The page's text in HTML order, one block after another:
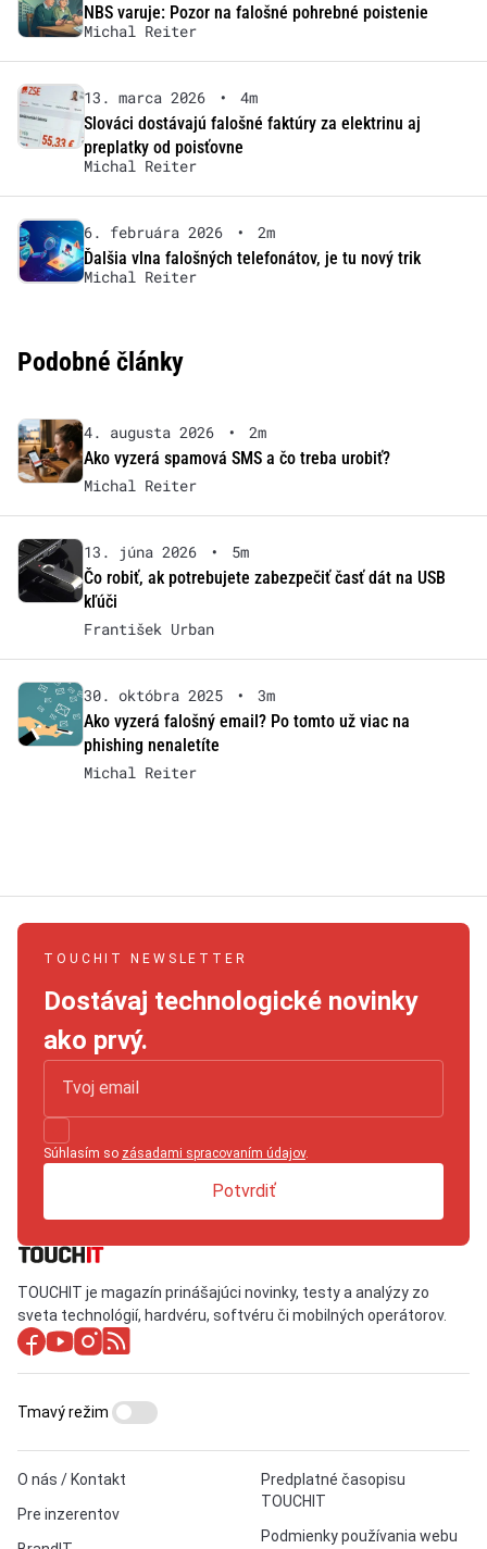
NBS varuje: Pozor na falošné pohrebné poistenie
Michal Reiter
13. marca 2026 •
4m
Slováci dostávajú falošné faktúry za elektrinu aj
preplatky od poisťovne
Michal Reiter
6. februára 2026 •
2m
Ďalšia vlna falošných telefonátov, je tu nový trik
Michal Reiter
Podobné články
4. augusta 2026 •
2m
Ako vyzerá spamová SMS a čo treba urobiť?
Michal Reiter
13. júna 2026 •
5m
Čo robiť, ak potrebujete zabezpečiť časť dát na USB
kľúči
František Urban
30. októbra 2025 •
3m
Ako vyzerá falošný email? Po tomto už viac na
phishing nenaletíte
Michal Reiter
TOUCHIT NEWSLETTER
Dostávaj technologické novinky
ako prvý.
Súhlasím so zásadami spracovaním údajov.
Potvrdiť
TOUCHIT je magazín prinášajúci novinky, testy a analýzy zo
sveta technológií, hardvéru, softvéru či mobilných operátorov.
O nás / Kontakt
Pre inzerentov
Predplatné časopisu
TOUCHIT
Podmienky používania webu
Tmavý režim